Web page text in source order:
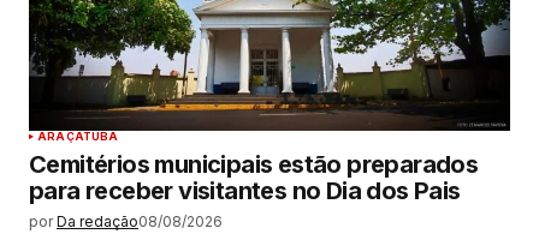
ARAÇATUBA
Cemitérios municipais estão preparados
para receber visitantes no Dia dos Pais
por Da redação08/08/2026